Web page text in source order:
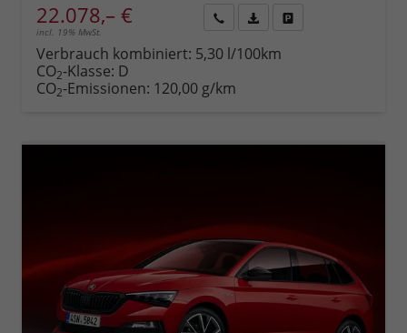
22.078,– €
incl. 19% MwSt.
anfordern
Datei,
Verbrauch kombiniert: 5,30 l/100km
CO2-Klasse: D
CO2-Emissionen: 120,00 g/km